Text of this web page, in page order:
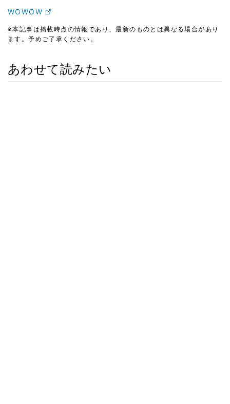
WOWOW
※本記事は掲載時点の情報であり、最新のものとは異なる場合があり
ます。予めご了承ください。
あわせて読みたい